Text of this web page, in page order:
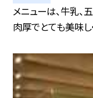
メニューは、牛乳、
肉厚でとても美味し